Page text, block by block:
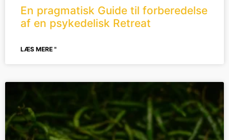
En pragmatisk Guide til forberedelse
af en psykedelisk Retreat
LÆS MERE "